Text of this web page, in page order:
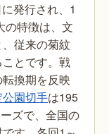
発行され、1
の特徴は、文
従来の菊紋
とです。戦
換期を反映
公園切手は195
ズで、全国の